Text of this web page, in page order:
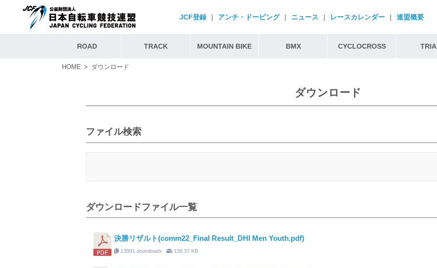
JCF登録 | アンチ・ドーピング | ニュース | レースカレンダー | 連盟概要
ROAD TRACK MOUNTAIN BIKE BMX CYCLOCROSS
HOME ダウンロード
ダウンロード
ファイル検索
ダウンロードファイル一覧
決勝リザルト(comm22_Final Result_DHI Men Youth.pdf)
13991 downloads 139.37 KB